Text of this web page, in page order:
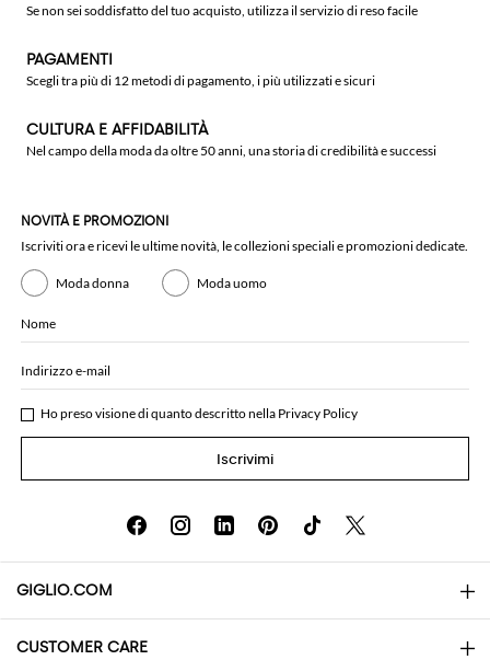
Se non sei soddisfatto del tuo acquisto, utilizza il servizio di reso facile
PAGAMENTI
Scegli tra più di 12 metodi di pagamento, i più utilizzati e sicuri
CULTURA E AFFIDABILITÀ
Nel campo della moda da oltre 50 anni, una storia di credibilità e successi
NOVITÀ E PROMOZIONI
Iscriviti ora e ricevi le ultime novità, le collezioni speciali e promozioni dedicate.
Moda donna Moda uomo
Nome
Indirizzo e-mail
Ho preso visione di quanto descritto nella Privacy Policy
Iscrivimi
GIGLIO.COM
About
CUSTOMER CARE